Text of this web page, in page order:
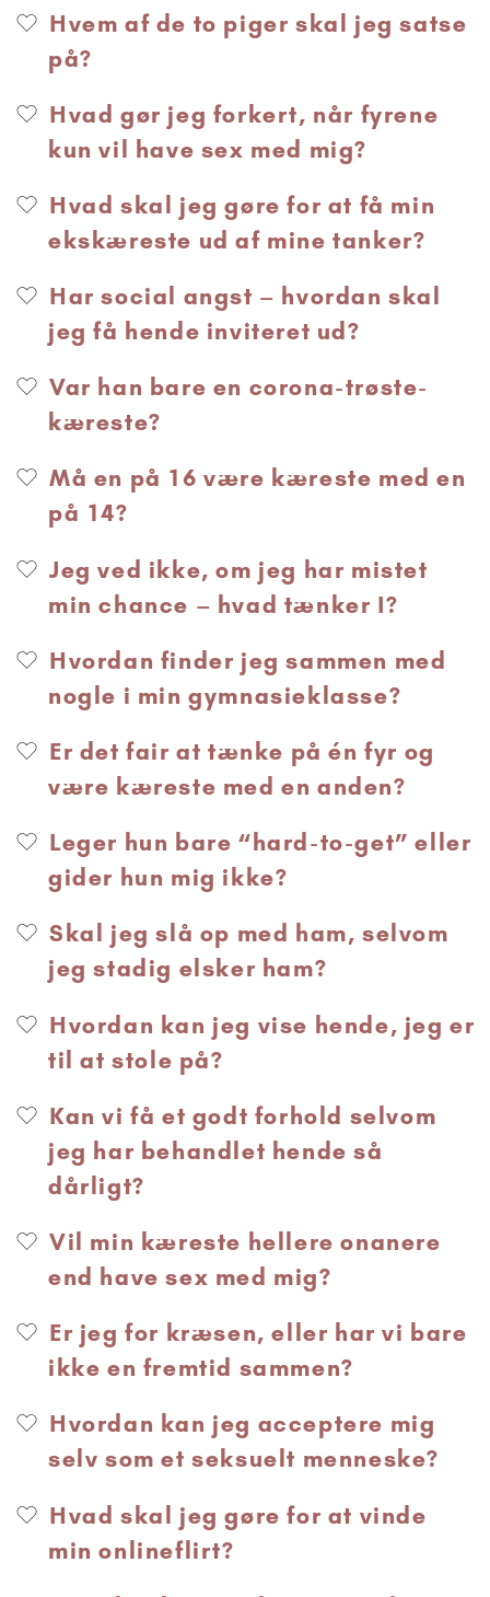
Hvem af de to piger skal jeg satse
på?
Hvad gør jeg forkert, når fyrene
kun vil have sex med mig?
Hvad skal jeg gøre for at få min
ekskæreste ud af mine tanker?
Har social angst – hvordan skal
jeg få hende inviteret ud?
Var han bare en corona-trøste-
kæreste?
Må en på 16 være kæreste med en
på 14?
Jeg ved ikke, om jeg har mistet
min chance – hvad tænker I?
Hvordan finder jeg sammen med
nogle i min gymnasieklasse?
Er det fair at tænke på én fyr og
være kæreste med en anden?
Leger hun bare “hard-to-get” eller
gider hun mig ikke?
Skal jeg slå op med ham, selvom
jeg stadig elsker ham?
Hvordan kan jeg vise hende, jeg er
til at stole på?
Kan vi få et godt forhold selvom
jeg har behandlet hende så
dårligt?
Vil min kæreste hellere onanere
end have sex med mig?
Er jeg for kræsen, eller har vi bare
ikke en fremtid sammen?
Hvordan kan jeg acceptere mig
selv som et seksuelt menneske?
Hvad skal jeg gøre for at vinde
min onlineflirt?